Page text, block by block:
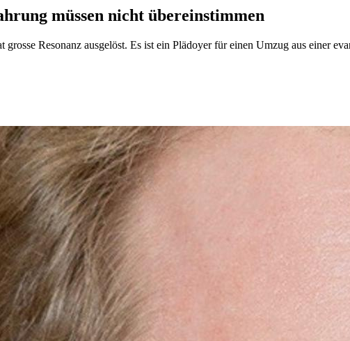
müssen nicht übereinstimmen
Resonanz ausgelöst. Es ist ein Plädoyer für einen Umzug aus einer